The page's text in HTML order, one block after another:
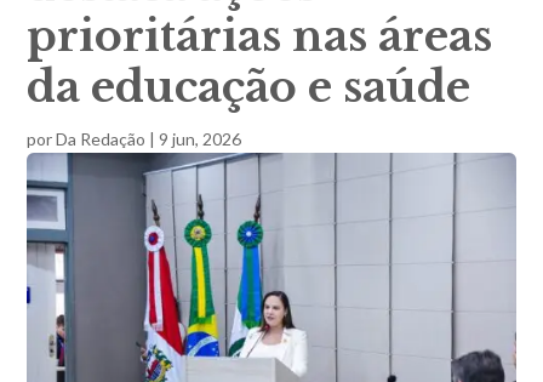
prioritárias nas áreas
da educação e saúde
porDa Redação |9 jun, 2026